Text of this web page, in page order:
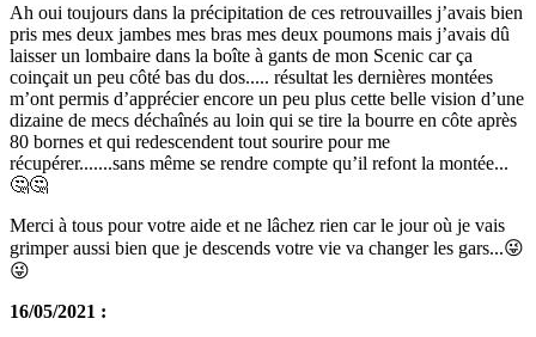
Ah oui toujours dans la précipitation de ces retrouvailles j’avais bien
pris mes deux jambes mes bras mes deux poumons mais j’avais dû
laisser un lombaire dans la boîte à gants de mon Scenic car ça
coinçait un peu côté bas du dos..... résultat les dernières montées
m’ont permis d’apprécier encore un peu plus cette belle vision d’une
dizaine de mecs déchaînés au loin qui se tire la bourre en côte après
80 bornes et qui redescendent tout sourire pour me
récupérer.......sans même se rendre compte qu’il refont la montée...
🤔🤔
Merci à tous pour votre aide et ne lâchez rien car le jour où je vais
grimper aussi bien que je descends votre vie va changer les gars...😜
😜
16/05/2021 :